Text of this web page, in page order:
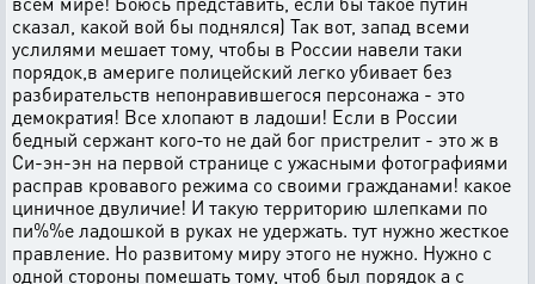
сказал, какой вой бы поднялся) Так вот, запад всеми
услилями мешает тому, чтобы в России навели таки
порядок,в америге полицейский легко убивает без
разбирательств непонравившегося персонажа - это
демократия! Все хлопают в ладоши! Если в России
бедный сержант кого-то не дай бог пристрелит - это ж в
Си-эн-эн на первой странице с ужасными фотографиями
расправ кровавого режима со своими гражданами! какое
циничное двуличие! И такую территорию шлепками по
пи%%е ладошкой в руках не удержать. тут нужно жесткое
правление. Но развитому миру этого не нужно. Нужно с
одной стороны помешать тому, чтоб был порядок а с